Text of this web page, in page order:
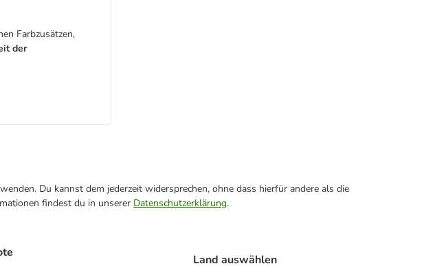
Farbzusätzen,
der
Du kannst dem jederzeit widersprechen, ohne dass hierfür andere als die
findest du in unserer Datenschutzerklärung.
Land auswählen